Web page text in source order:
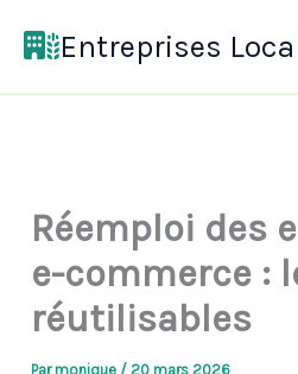
Entreprises
Réemploi des
e-commerce :
réutilisables
Parmonique /20 mars 2026